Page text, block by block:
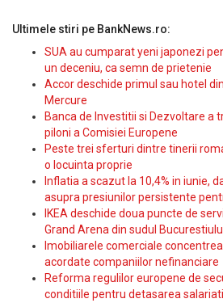
Ultimele stiri pe BankNews.ro:
SUA au cumparat yeni japonezi
un deceniu, ca semn de prietenie
Accor deschide primul sau hotel
Mercure
Banca de Investitii si Dezvoltare a
piloni a Comisiei Europene
Peste trei sferturi dintre tinerii
o locuinta proprie
Inflatia a scazut la 10,4% in iunie,
asupra presiunilor persistente
IKEA deschide doua puncte de
Grand Arena din sudul
Imobiliarele comerciale
acordate companiilor nefinanciare
Reforma regulilor europene de
conditiile pentru detasarea